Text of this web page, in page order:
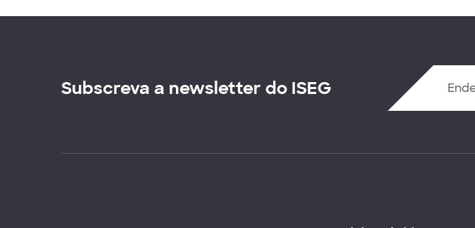
Subscreva a newsletter do ISEG